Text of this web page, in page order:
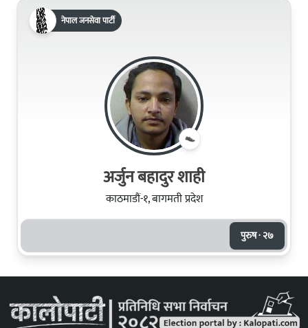
नेपाल जनसेवा पार्टी
अर्जुन बहादुर शाही
काठमाडौं-१, बागमती प्रदेश
पुरुष · २७